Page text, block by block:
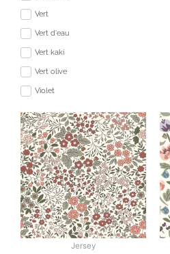
Vert
Vert d'eau
Vert kaki
Vert olive
Violet
Jersey